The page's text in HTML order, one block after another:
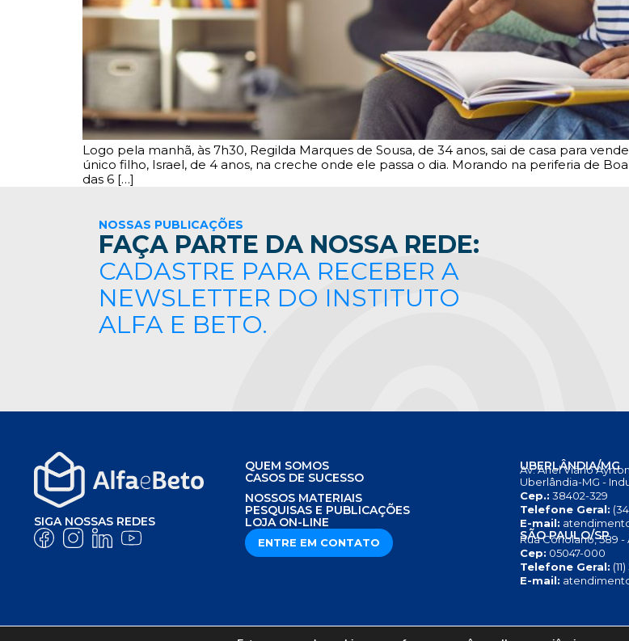
Logo pela manhã, às 7h30, Regilda Marques de Sousa, de 34 anos, sai de casa para
único filho, Israel, de 4 anos, na creche onde ele passa o dia. Morando na periferia de
das 6 […]
NOSSAS PUBLICAÇÕES
FAÇA PARTE DA NOSSA REDE:
CADASTRE PARA RECEBER A
NEWSLETTER DO INSTITUTO
ALFA E BETO.
SIGA NOSSAS REDES
QUEM SOMOS
CASOS DE SUCESSO
NOSSOS MATERIAIS
PESQUISAS E PUBLICAÇÕES
LOJA ON-LINE
ENTRE EM CONTATO
UBERLÂNDIA/MG
Av. Anel Viário
Uberlândia-MG -
Cep.: 38402-329
Telefone Geral:
E-mail:
SÃO PAULO/SP
Rua Coriolano, 589 -
Cep: 05047-000
Telefone Geral:
E-mail: